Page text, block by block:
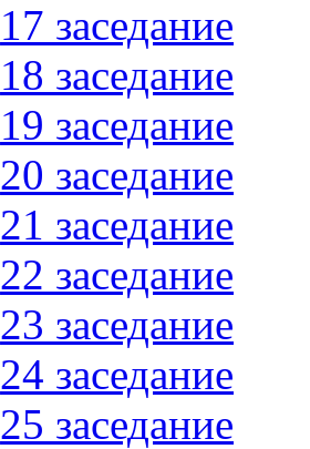
17 заседание
18 заседание
19 заседание
20 заседание
21 заседание
22 заседание
23 заседание
24 заседание
25 заседание